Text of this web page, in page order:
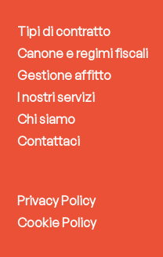
Tipi di contratto
Canone e regimi fiscali
Gestione affitto
I nostri servizi
Chi siamo
Contattaci
Privacy Policy
Cookie Policy